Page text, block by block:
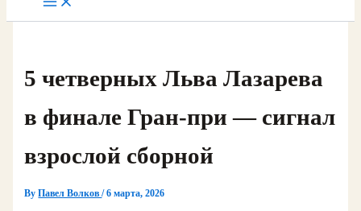
5 четверных Льва Лазарева
в финале Гран-при — сигнал
взрослой сборной
ByПавел Волков/6 марта, 2026